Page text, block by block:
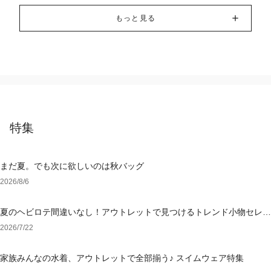
もっと見る
特集
まだ夏。でも次に欲しいのは秋バッグ
2026/8/6
夏のヘビロテ間違いなし！アウトレットで見つけるトレンド小物セレク
ション
2026/7/22
家族みんなの水着、アウトレットで全部揃う♪ スイムウェア特集